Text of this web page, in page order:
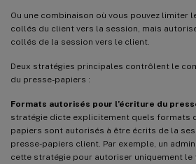
Ou une combinaison où vous pouvez limiter
collés du client vers la session, mais
collés de la session vers le client.
Deux stratégies principales contrôlent le
du presse-papiers :
Formats autorisés pour l’écriture du
stratégie dicte explicitement quels formats
papiers sont autorisés à être écrits de la
presse-papiers client. Par exemple, un
cette stratégie pour autoriser uniquement